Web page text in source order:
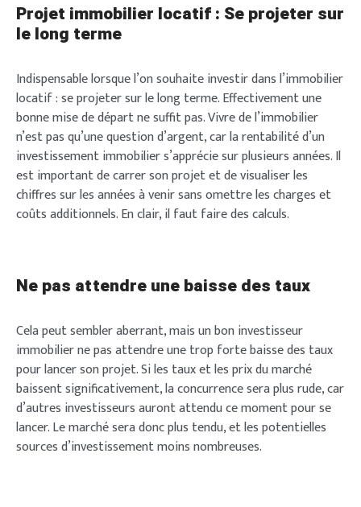
Projet immobilier locatif : Se projeter sur
le long terme
Indispensable lorsque l’on souhaite investir dans l’immobilier
locatif : se projeter sur le long terme. Effectivement une
bonne mise de départ ne suffit pas. Vivre de l’immobilier
n’est pas qu’une question d’argent, car la rentabilité d’un
investissement immobilier s’apprécie sur plusieurs années. Il
est important de carrer son projet et de visualiser les
chiffres sur les années à venir sans omettre les charges et
coûts additionnels. En clair, il faut faire des calculs.
Ne pas attendre une baisse des taux
Cela peut sembler aberrant, mais un bon investisseur
immobilier ne pas attendre une trop forte baisse des taux
pour lancer son projet. Si les taux et les prix du marché
baissent significativement, la concurrence sera plus rude, car
d’autres investisseurs auront attendu ce moment pour se
lancer. Le marché sera donc plus tendu, et les potentielles
sources d’investissement moins nombreuses.